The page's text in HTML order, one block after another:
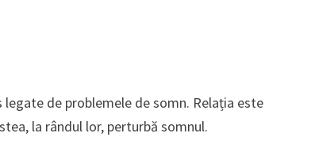
de problemele de somn. Relația este
la rândul lor, perturbă somnul.